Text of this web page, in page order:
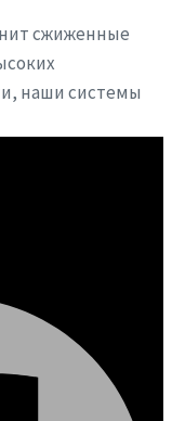
сжиженные
наши системы